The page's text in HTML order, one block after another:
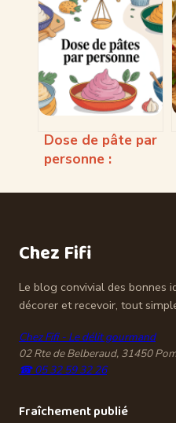
saveurs, éditions
limitées et
stratégie de la
marque
Dose de pâte par
personne :
prévoir vraiment ?
Chez Fifi
Le blog convivial des bonnes
décorer et recevoir, tout
Chez Fifi - Le délit gourmand
02 Rte de Belberaud, 31450
☎ 05 32 59 32 26
Fraîchement publié